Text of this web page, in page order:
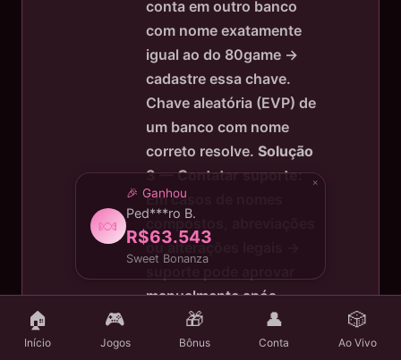
conta em outro banco
com nome exatamente
igual ao do 80game →
cadastre essa chave.
Chave aleatória (EVP) de
um banco com nome
correto resolve. Solução
3 — Contatar suporte:
Em casos de nomes
compostos, abreviações
ou alterações legais →
manualmente após
verificação documental.
🏠
Início
🎮
Jogos
🎁
Bônus
👤
Conta
🎲
Ao Vivo
🍬
🎉 Ganhou
Ped***ro B.
R$63.543
Sweet Bonanza
×